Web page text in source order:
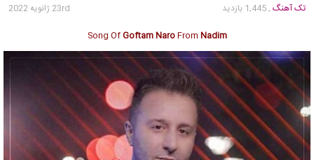
تک آهنگ , 1,445 بازدید
23rd ژانویه 2022
Song OfGoftam NaroFrom Nadim